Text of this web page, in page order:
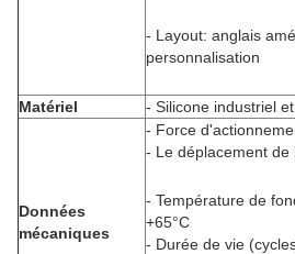
- Layout: anglais
personnalisation
Matériel - Silicone industriel
Données
mécaniques
- Force
- Le déplacement de
- Température de
+65°C
- Durée de vie